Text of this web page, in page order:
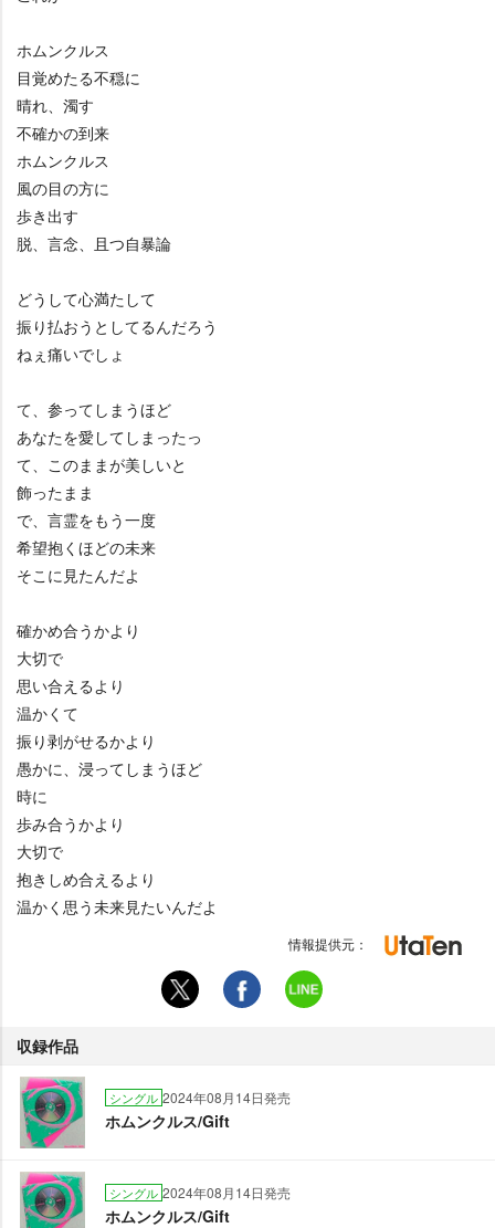
ホムンクルス
目覚めたる不穏に
晴れ、濁す
不確かの到来
ホムンクルス
風の目の方に
歩き出す
脱、言念、且つ自暴論
どうして心満たして
振り払おうとしてるんだろう
ねぇ痛いでしょ
て、参ってしまうほど
あなたを愛してしまったっ
て、このままが美しいと
飾ったまま
で、言霊をもう一度
希望抱くほどの未来
そこに見たんだよ
確かめ合うかより
大切で
思い合えるより
温かくて
振り剥がせるかより
愚かに、浸ってしまうほど
時に
歩み合うかより
大切で
抱きしめ合えるより
温かく思う未来見たいんだよ
情報提供元：
収録作品
シングル 2024年08月14日発売
ホムンクルス/Gift
シングル 2024年08月14日発売
ホムンクルス/Gift